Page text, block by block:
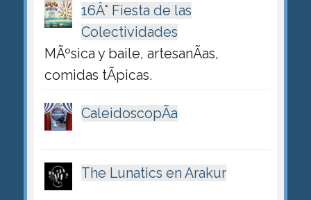
16Â° Fiesta de las
Colectividades
MÃºsica y baile, artesanÃ­as,
comidas tÃ­picas.
CaleidoscopÃ­a
The Lunatics en Arakur